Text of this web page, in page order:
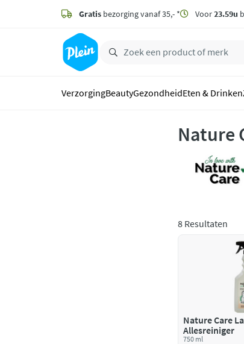
zoeken
hoofdinhoud
Gratis bezorging vanaf 35,- * Voor23.59u
VerzorgingBeautyGezondheidEten & Drinken
Nature
8 Resultaten
Nature Care
Allesreiniger
750 ml